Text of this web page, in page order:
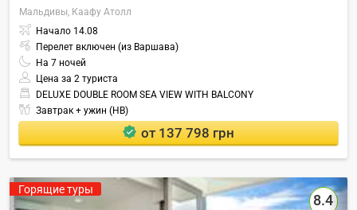
Мальдивы, Каафу Атолл
Начало 14.08
Перелет включен (из Варшава)
На 7 ночей
Цена за 2 туриста
DELUXE DOUBLE ROOM SEA VIEW WITH BALCONY
Завтрак + ужин (HB)
от 137 798 грн
Горящие туры
8.4